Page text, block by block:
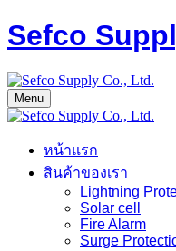
Sefco
Menu
หน้าแรก
สินค้าของเรา
Lightning
Solar cell
Fire Alarm
Surge